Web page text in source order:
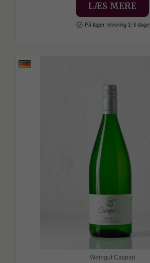
LÆS MERE
check_circle På lager. levering 1-3 dage
Weingut Caspari